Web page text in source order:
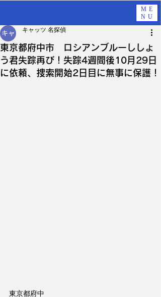
ME
NU
東京都府中市 ロシアンブルーししょ
う君失踪再び！失踪4週間後10月29日
に依頼、捜索開始2日目に無事に保護！
キャッツ 名探偵
東京都府中